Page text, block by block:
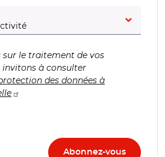
sur le traitement de vos
invitons à consulter
des données à